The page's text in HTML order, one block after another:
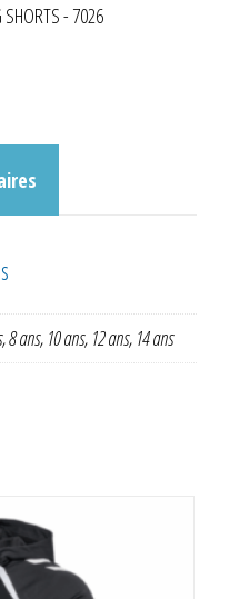
SHORTS - 7026
8 ans, 10 ans, 12 ans, 14 ans